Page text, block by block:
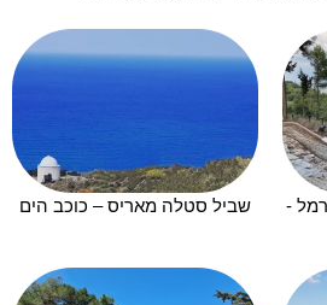
-
שביל סטלה מאריס – כוכב הים